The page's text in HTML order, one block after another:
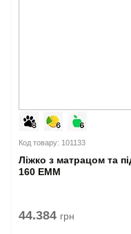
Код товару: 101133
Ліжко з матрацом та
160 EMM
44.384 грн